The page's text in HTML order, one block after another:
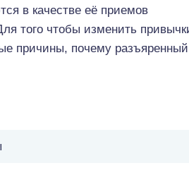
в качестве её приемов
того чтобы изменить
причины, почему разъяренный